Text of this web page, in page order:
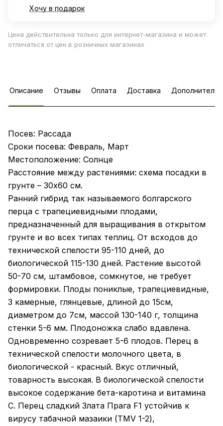
Хочу в подарок
Цена действительна только для интернет-магазина и может
отличаться от цен в розничных магазинах
Описание Отзывы Оплата Доставка
Посев: Рассада
Сроки посева: Февраль, Март
Местоположение: Солнце
Расстояние между растениями: схема посадки в
грунте – 30х60 см.
Ранний гибрид так называемого болгарского
перца с трапециевидными плодами,
предназначенный для выращивания в открытом
грунте и во всех типах теплиц. От всходов до
технической спелости 95-110 дней, до
биологической 115-130 дней. Растение высотой
50-70 см, штамбовое, сомкнутое, не требует
формировки. Плоды пониклые, трапециевидные,
3 камерные, глянцевые, длиной до 15см,
диаметром до 7см, массой 130-140 г, толщина
стенки 5-6 мм. Плодоножка слабо вдавлена.
Одновременно созревает 5-6 плодов. Перец в
технической спелости молочного цвета, в
биологической - красный. Вкус отличный,
товарность высокая. В биологической спелости
высокое содержание бета-каротина и витамина
С. Перец сладкий Злата Прага F1 устойчив к
вирусу табачной мазаики (ТMV 1-2),